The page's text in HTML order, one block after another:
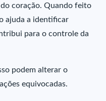
coração. Quando feito
ajuda a identificar
para o controle da
podem alterar o
equivocadas.